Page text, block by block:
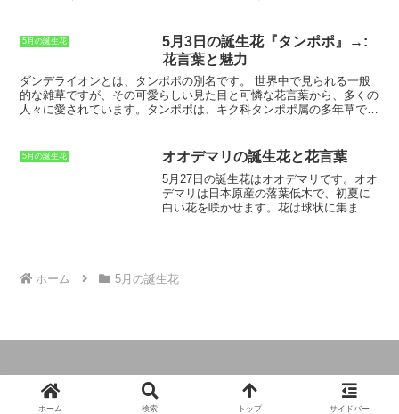
しい花が咲きやすくなります。ニゲラは、手入れが簡単で、花壇や鉢
植えで楽しむことができる美しい花です。ニゲラを育てて、その美し
て使われていたことから、「口無し」という名前が付けられ、それが
「クチナシ」となりました。
5月の誕生花
5月3日の誕生花『タンポポ』→:
花言葉と魅力
ダンデライオンとは、タンポポの別名です。
世界中で見られる一般
的な雑草ですが、その可愛らしい見た目と可憐な花言葉から、多くの
人々に愛されています。タンポポは、キク科タンポポ属の多年草で、
ンポポは、春から夏にかけて黄色い花を咲かせます。花の大きさは1
～2cmで、花びらは5～10枚です。花の中央には、多数の雄しべと雌
しべがあり、受粉すると綿毛のついた種子ができます。タンポポの種
子は、風に吹かれて遠くまで運ばれ、新しい場所に根を下ろします。
また、タンポポの根は、とても丈夫で、どんな環境でも生きることが
5月の誕生花 オオデマリの誕生花と花言葉
5月27日の誕生花はオオデマリです。オオ
デマリは日本原産の落葉低木で、初夏に
白い花を咲かせます。花は球状に集まっ
う花言葉は、オオデマリの白い花が、清
ジさせることに由来しています。オオデ
マリは、その清らかな美しさから、古く
から日本人に愛されてきました。平安時
ホーム 5月の誕生花
© 2024 365日の誕生花と全ての花言葉.
ホーム 検索 トップ サイドバー